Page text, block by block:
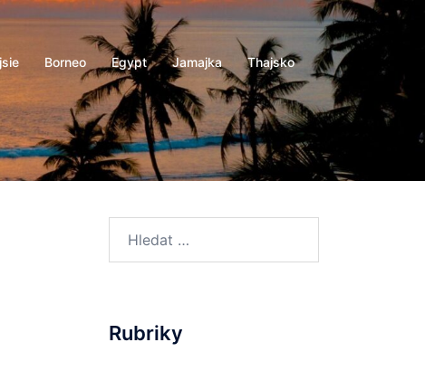
Borneo Egypt Jamajka
Thajsko
Rubriky